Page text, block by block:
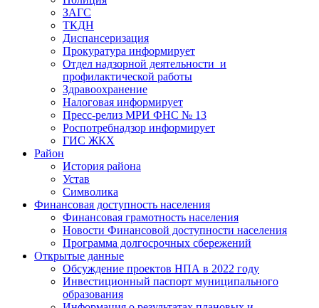
ЗАГС
ТКДН
Диспансеризация
Прокуратура информирует
Отдел надзорной деятельности и
профилактической работы
Здравоохранение
Налоговая информирует
Пресс-релиз МРИ ФНС № 13
Роспотребнадзор информирует
ГИС ЖКХ
Район
История района
Устав
Символика
Финансовая доступность населения
Финансовая грамотность населения
Новости Финансовой доступности населения
Программа долгосрочных сбережений
Открытые данные
Обсуждение проектов НПА в 2022 году
Инвестиционный паспорт муниципального
образования